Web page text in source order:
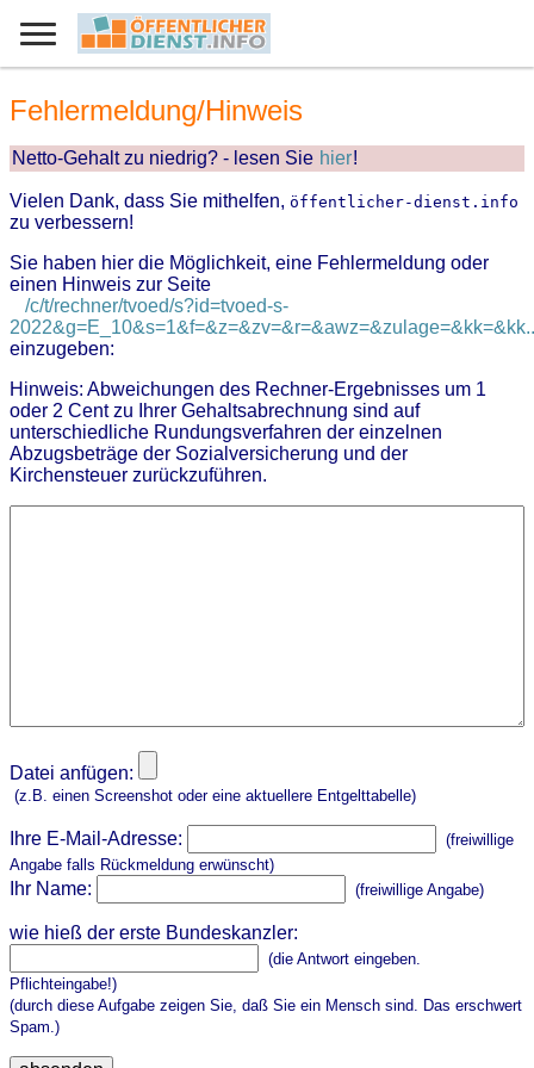
Fehlermeldung/Hinweis
Netto-Gehalt zu niedrig? - lesen Sie hier!
Vielen Dank, dass Sie mithelfen, öffentlicher-dienst.info
zu verbessern!
Sie haben hier die Möglichkeit, eine Fehlermeldung oder
einen Hinweis zur Seite
/c/t/rechner/tvoed/s?id=tvoed-s-
einzugeben:
Hinweis: Abweichungen des Rechner-Ergebnisses um 1
oder 2 Cent zu Ihrer Gehaltsabrechnung sind auf
unterschiedliche Rundungsverfahren der einzelnen
Abzugsbeträge der Sozialversicherung und der
Kirchensteuer zurückzuführen.
Datei anfügen:
(z.B. einen Screenshot oder eine aktuellere Entgelttabelle)
Ihre E-Mail-Adresse:
(freiwillige
Angabe falls Rückmeldung erwünscht)
Ihr Name: (freiwillige Angabe)
wie hieß der erste Bundeskanzler:
(die Antwort eingeben.
Pflichteingabe!)
(durch diese Aufgabe zeigen Sie, daß Sie ein Mensch sind. Das erschwert
Spam.)